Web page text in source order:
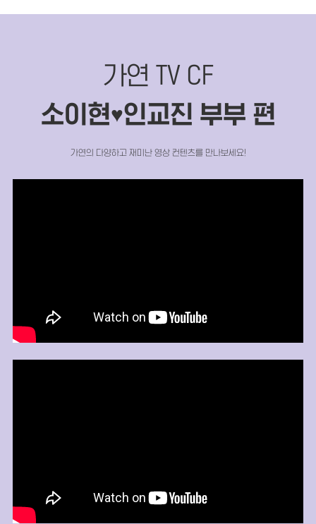
가연 TV CF
소이현♥인교진 부부 편
가연의 다양하고 재미난 영상 컨텐츠를 만나보세요!